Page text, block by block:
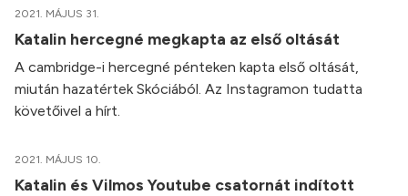
2021. MÁJUS 31.
Katalin hercegné megkapta az első oltását
A cambridge-i hercegné pénteken kapta első oltását,
miután hazatértek Skóciából. Az Instagramon tudatta
követőivel a hírt.
2021. MÁJUS 10.
Katalin és Vilmos Youtube csatornát indított